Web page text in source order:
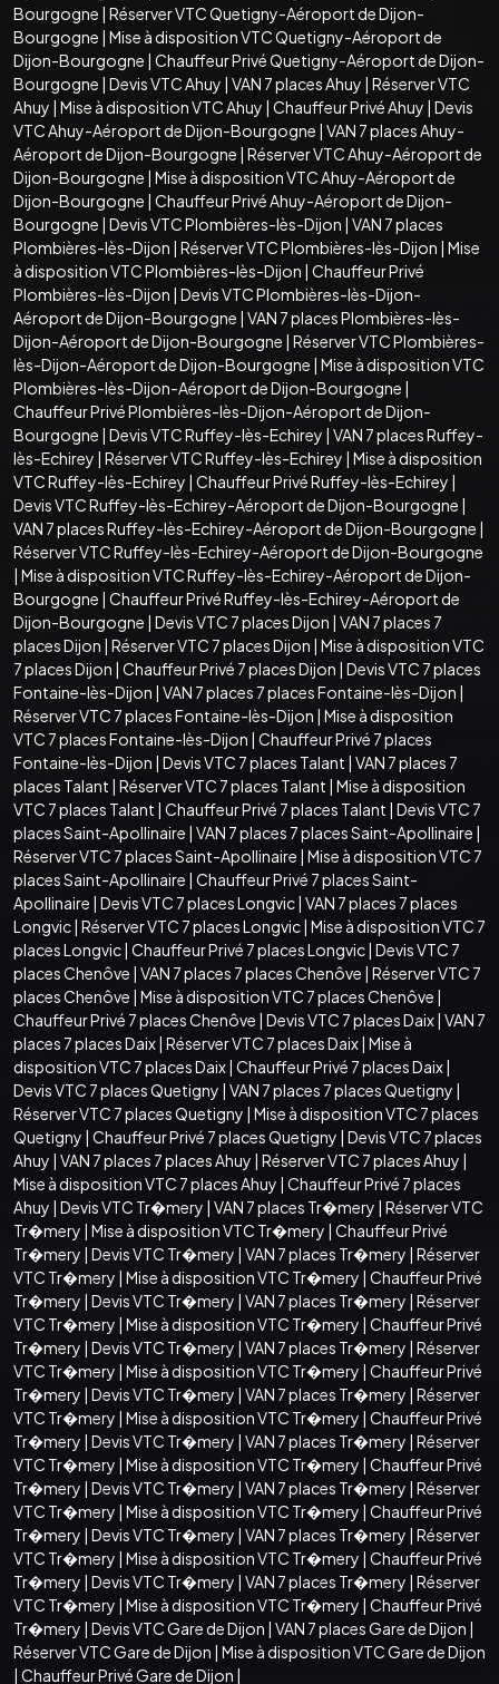
Bourgogne | Réserver VTC Quetigny-Aéroport de Dijon-
Bourgogne | Mise à disposition VTC Quetigny-Aéroport de
Dijon-Bourgogne | Chauffeur Privé Quetigny-Aéroport de Dijon-
Bourgogne | Devis VTC Ahuy | VAN 7 places Ahuy | Réserver VTC
Ahuy | Mise à disposition VTC Ahuy | Chauffeur Privé Ahuy | Devis
VTC Ahuy-Aéroport de Dijon-Bourgogne | VAN 7 places Ahuy-
Aéroport de Dijon-Bourgogne | Réserver VTC Ahuy-Aéroport de
Dijon-Bourgogne | Mise à disposition VTC Ahuy-Aéroport de
Dijon-Bourgogne | Chauffeur Privé Ahuy-Aéroport de Dijon-
Bourgogne | Devis VTC Plombières-lès-Dijon | VAN 7 places
Plombières-lès-Dijon | Réserver VTC Plombières-lès-Dijon | Mise
à disposition VTC Plombières-lès-Dijon | Chauffeur Privé
Plombières-lès-Dijon | Devis VTC Plombières-lès-Dijon-
Aéroport de Dijon-Bourgogne | VAN 7 places Plombières-lès-
Dijon-Aéroport de Dijon-Bourgogne | Réserver VTC Plombières-
lès-Dijon-Aéroport de Dijon-Bourgogne | Mise à disposition VTC
Plombières-lès-Dijon-Aéroport de Dijon-Bourgogne |
Chauffeur Privé Plombières-lès-Dijon-Aéroport de Dijon-
Bourgogne | Devis VTC Ruffey-lès-Echirey | VAN 7 places Ruffey-
lès-Echirey | Réserver VTC Ruffey-lès-Echirey | Mise à disposition
VTC Ruffey-lès-Echirey | Chauffeur Privé Ruffey-lès-Echirey |
Devis VTC Ruffey-lès-Echirey-Aéroport de Dijon-Bourgogne |
VAN 7 places Ruffey-lès-Echirey-Aéroport de Dijon-Bourgogne |
Réserver VTC Ruffey-lès-Echirey-Aéroport de Dijon-Bourgogne
| Mise à disposition VTC Ruffey-lès-Echirey-Aéroport de Dijon-
Bourgogne | Chauffeur Privé Ruffey-lès-Echirey-Aéroport de
Dijon-Bourgogne | Devis VTC 7 places Dijon | VAN 7 places 7
places Dijon | Réserver VTC 7 places Dijon | Mise à disposition VTC
7 places Dijon | Chauffeur Privé 7 places Dijon | Devis VTC 7 places
Fontaine-lès-Dijon | VAN 7 places 7 places Fontaine-lès-Dijon |
Réserver VTC 7 places Fontaine-lès-Dijon | Mise à disposition
VTC 7 places Fontaine-lès-Dijon | Chauffeur Privé 7 places
Fontaine-lès-Dijon | Devis VTC 7 places Talant | VAN 7 places 7
places Talant | Réserver VTC 7 places Talant | Mise à disposition
VTC 7 places Talant | Chauffeur Privé 7 places Talant | Devis VTC 7
places Saint-Apollinaire | VAN 7 places 7 places Saint-Apollinaire |
Réserver VTC 7 places Saint-Apollinaire | Mise à disposition VTC 7
places Saint-Apollinaire | Chauffeur Privé 7 places Saint-
Apollinaire | Devis VTC 7 places Longvic| VAN 7 places 7 places
Longvic| Réserver VTC 7 places Longvic| Mise à disposition VTC 7
places Longvic| Chauffeur Privé 7 places Longvic| Devis VTC 7
places Chenôve | VAN 7 places 7 places Chenôve | Réserver VTC 7
places Chenôve | Mise à disposition VTC 7 places Chenôve |
Chauffeur Privé 7 places Chenôve | Devis VTC 7 places Daix| VAN 7
places 7 places Daix| Réserver VTC 7 places Daix| Mise à
disposition VTC 7 places Daix| Chauffeur Privé 7 places Daix|
Devis VTC 7 places Quetigny | VAN 7 places 7 places Quetigny |
Réserver VTC 7 places Quetigny | Mise à disposition VTC 7 places
Quetigny | Chauffeur Privé 7 places Quetigny | Devis VTC 7 places
Ahuy | VAN 7 places 7 places Ahuy | Réserver VTC 7 places Ahuy |
Mise à disposition VTC 7 places Ahuy | Chauffeur Privé 7 places
Ahuy | Devis VTC Tr�mery | VAN 7 places Tr�mery | Réserver VTC
Tr�mery | Mise à disposition VTC Tr�mery | Chauffeur Privé
Tr�mery | Devis VTC Tr�mery | VAN 7 places Tr�mery | Réserver
VTC Tr�mery | Mise à disposition VTC Tr�mery | Chauffeur Privé
Tr�mery | Devis VTC Tr�mery | VAN 7 places Tr�mery | Réserver
VTC Tr�mery | Mise à disposition VTC Tr�mery | Chauffeur Privé
Tr�mery | Devis VTC Tr�mery | VAN 7 places Tr�mery | Réserver
VTC Tr�mery | Mise à disposition VTC Tr�mery | Chauffeur Privé
Tr�mery | Devis VTC Tr�mery | VAN 7 places Tr�mery | Réserver
VTC Tr�mery | Mise à disposition VTC Tr�mery | Chauffeur Privé
Tr�mery | Devis VTC Tr�mery | VAN 7 places Tr�mery | Réserver
VTC Tr�mery | Mise à disposition VTC Tr�mery | Chauffeur Privé
Tr�mery | Devis VTC Tr�mery | VAN 7 places Tr�mery | Réserver
VTC Tr�mery | Mise à disposition VTC Tr�mery | Chauffeur Privé
Tr�mery | Devis VTC Tr�mery | VAN 7 places Tr�mery | Réserver
VTC Tr�mery | Mise à disposition VTC Tr�mery | Chauffeur Privé
Tr�mery | Devis VTC Tr�mery | VAN 7 places Tr�mery | Réserver
VTC Tr�mery | Mise à disposition VTC Tr�mery | Chauffeur Privé
Tr�mery | Devis VTC Gare de Dijon | VAN 7 places Gare de Dijon |
Réserver VTC Gare de Dijon | Mise à disposition VTC Gare de Dijon
| Chauffeur Privé Gare de Dijon |